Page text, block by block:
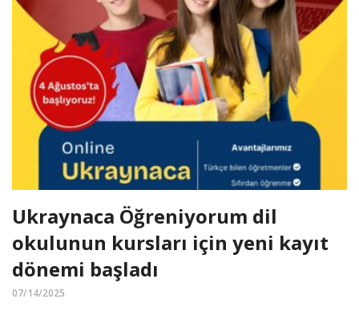
Ukraynaca Öğreniyorum dil
okulunun kursları için yeni kayıt
dönemi başladı
07/14/2025